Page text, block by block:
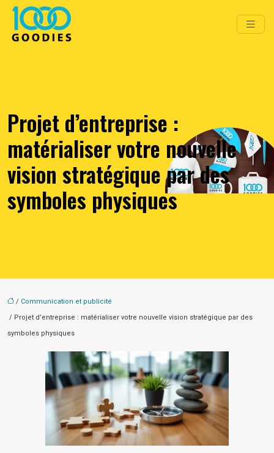
Projet d’entreprise :
matérialiser votre nouvelle
vision stratégique par des
symboles physiques
/ Communication et publicité
/ Projet d’entreprise : matérialiser votre nouvelle vision stratégique par des
symboles physiques